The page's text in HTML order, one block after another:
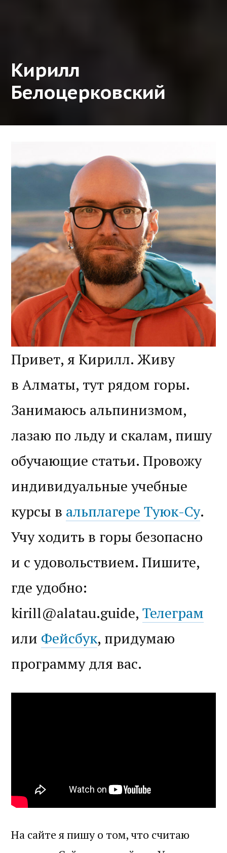
Кирилл
Белоцерковский
Привет, я Кирилл. Живу
в Алматы, тут рядом горы.
Занимаюсь альпинизмом,
лазаю по льду и скалам, пишу
обучающие статьи. Провожу
индивидуальные учебные
курсы в альплагере Туюк-Су.
Учу ходить в горы безопасно
и с удовольствием. Пишите,
где удобно:
kirill@alatau.guide, Телеграм
или Фейсбук, придумаю
программу для вас.
На сайте я пишу о том, что считаю